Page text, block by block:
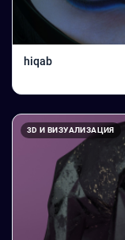
hiqab
3D И ВИЗУАЛИЗАЦИЯ